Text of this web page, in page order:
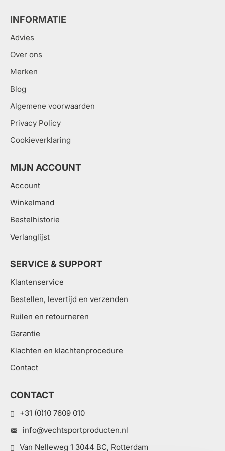
INFORMATIE
Advies
Over ons
Merken
Blog
Algemene voorwaarden
Privacy Policy
Cookieverklaring
MIJN ACCOUNT
Account
Winkelmand
Bestelhistorie
Verlanglijst
SERVICE & SUPPORT
Klantenservice
Bestellen, levertijd en verzenden
Ruilen en retourneren
Garantie
Klachten en klachtenprocedure
Contact
CONTACT
+31 (0)10 7609 010
info@vechtsportproducten.nl
Van Nelleweg 1 3044 BC, Rotterdam